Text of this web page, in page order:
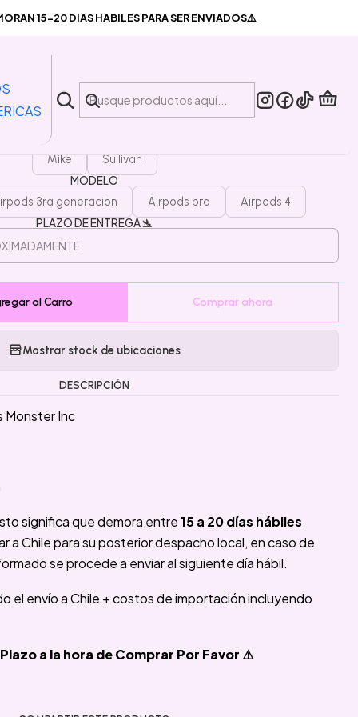
15-20 DIAS HABILES PARA SER ENVIADOS⚠️
Carcasa Airpods Monster Inc
Airpods Monster Inc
Mike Sullivan
MODELO
3ra generacion Airpods pro Airpods 4
PLAZO DE ENTREGA 🛬
al Carro Comprar ahora
Mostrar stock de ubicaciones
DESCRIPCIÓN
Monster Inc
significa que demora entre15 a 20 días hábiles
a Chile para su posterior despacho local, en caso de
se procede a enviar al siguiente día hábil.
el envío a Chile + costos de importación incluyendo
a la hora de Comprar Por Favor ⚠️